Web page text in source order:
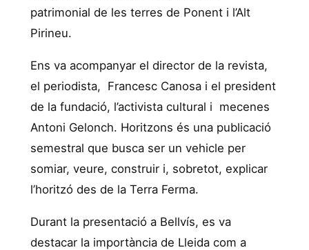
patrimonial de les terres de Ponent i l’Alt
Pirineu.
Ens va acompanyar el director de la revista,
el periodista, Francesc Canosa i el president
de la fundació, l’activista cultural i mecenes
Antoni Gelonch. Horitzons és una publicació
semestral que busca ser un vehicle per
somiar, veure, construir i, sobretot, explicar
l’horitzó des de la Terra Ferma.
Durant la presentació a Bellvís, es va
destacar la importància de Lleida com a